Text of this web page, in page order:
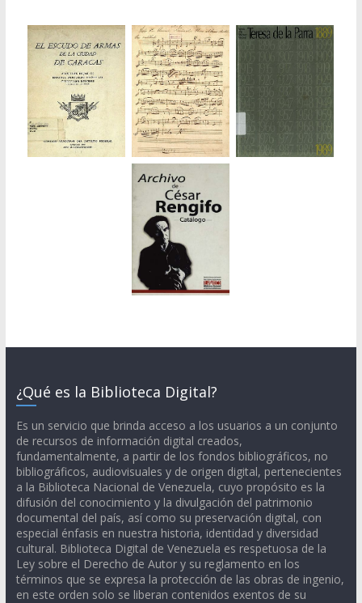
¿Qué es la Biblioteca Digital?
Es un servicio que brinda acceso a los usuarios a un conjunto
de recursos de información digital creados,
fundamentalmente, a partir de los fondos bibliográficos, no
bibliográficos, audiovisuales y de origen digital, pertenecientes
a la Biblioteca Nacional de Venezuela, cuyo propósito es la
difusión del conocimiento y la divulgación del patrimonio
documental del país, así como su preservación digital, con
especial énfasis en nuestra historia, identidad y diversidad
cultural. Biblioteca Digital de Venezuela es respetuosa de la
Ley sobre el Derecho de Autor y su reglamento en los
términos que se expresa la protección de las obras de ingenio,
en este orden solo se liberan contenidos exentos de su